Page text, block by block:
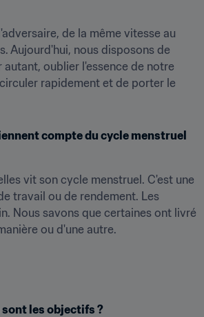
de la même vitesse au
Aujourd'hui, nous disposons de
oublier l'essence de notre
rapidement et de porter le
compte du cycle menstruel
vit son cycle menstruel. C'est une
travail ou de rendement. Les
Nous savons que certaines ont livré
ou d'une autre.
sont les objectifs ?